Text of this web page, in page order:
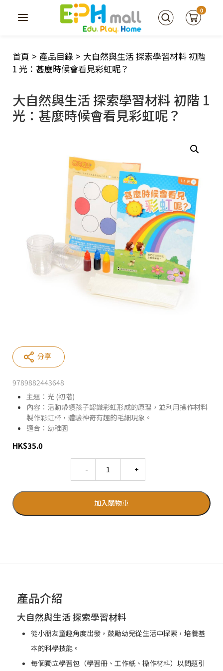
0
首頁 > 產品目錄 > 大自然與生活 探索學習材料 初階
1 光：甚麼時候會看見彩虹呢？
大自然與生活 探索學習材料 初階 1
光：甚麼時候會看見彩虹呢？
9789882443648
主題：光 (初階)
內容：活動帶領孩子認識彩虹形成的原理，並利用操作材料
製作彩虹杯，體驗神奇有趣的毛細現象。
適合：幼稚園
HK$35.0
加入購物車
分享
產品介紹
大自然與生活 探索學習材料
從小朋友童趣角度出發，鼓勵幼兒從生活中探索，培養基
本的科學技能。
每個獨立學習包（學習冊、工作紙、操作材料）以問題引